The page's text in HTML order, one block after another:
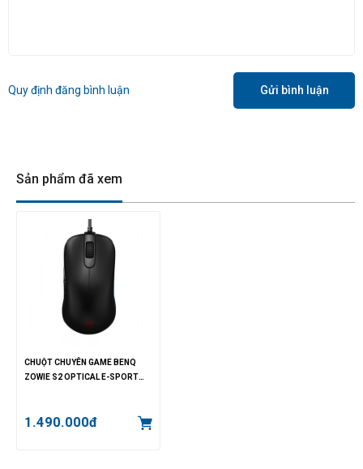
Quy định đăng bình luận Gửi bình luận
Sản phẩm đã xem
CHUỘT CHUYÊN GAME BENQ
ZOWIE S2 OPTICAL E-SPORT
1.490.000đ